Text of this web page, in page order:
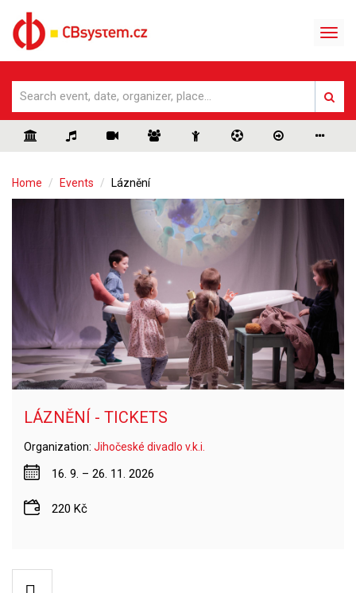
Home Events Láznění
LÁZNĚNÍ - TICKETS
Organization: Jihočeské divadlo v.k.i.
16. 9. – 26. 11. 2026
220 Kč